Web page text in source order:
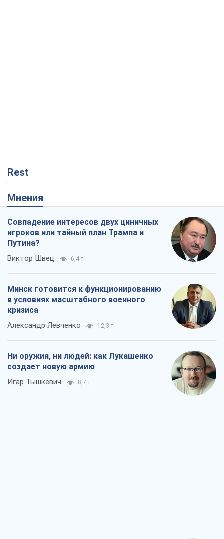
Rest
Мнения
Совпадение интересов двух циничных
игроков или тайный план Трампа и
Путина?
Виктор Швец 6,4 т.
Минск готовится к функционированию
в условиях масштабного военного
кризиса
Александр Левченко 12,3 т.
Ни оружия, ни людей: как Лукашенко
создает новую армию
Игар Тышкевич 8,7 т.